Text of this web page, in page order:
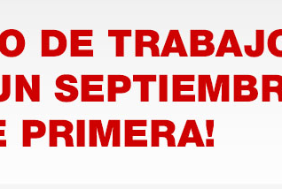
canales, interpretativo
730,00 €1.000,00 €
(Precio sin IVA)
1 ud.